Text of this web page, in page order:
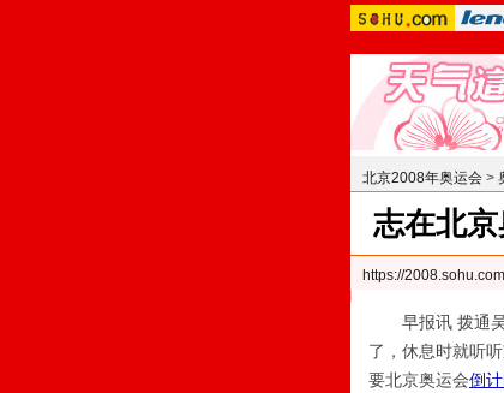
北京2008年奥运会 >
志在北
https://2008.sohu.com
早报讯 拨通吴
了，休息时就听
要北京奥运会倒